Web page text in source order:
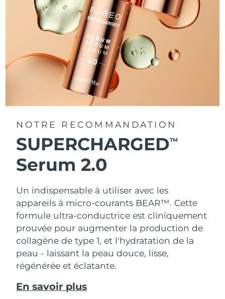
NOTRE RECOMMANDATION
SUPERCHARGEDTM
Serum 2.0
Un indispensable à utiliser avec les
appareils à micro-courants BEAR™. Cette
formule ultra-conductrice est cliniquement
prouvée pour augmenter la production de
collagène de type 1, et l'hydratation de la
peau - laissant la peau douce, lisse,
régénérée et éclatante.
En savoir plus